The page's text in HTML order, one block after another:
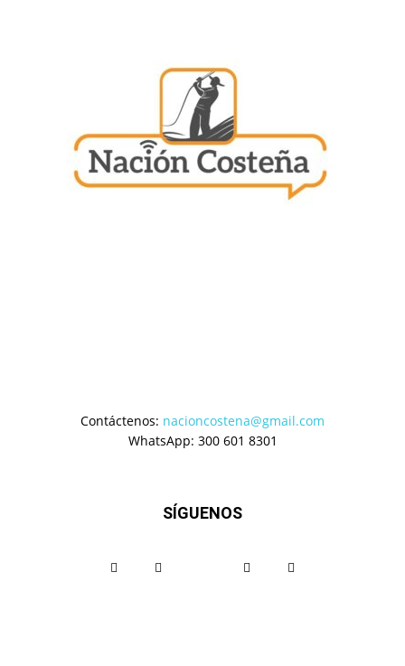
Contáctenos: nacioncostena@gmail.com
WhatsApp: 300 601 8301
SÍGUENOS